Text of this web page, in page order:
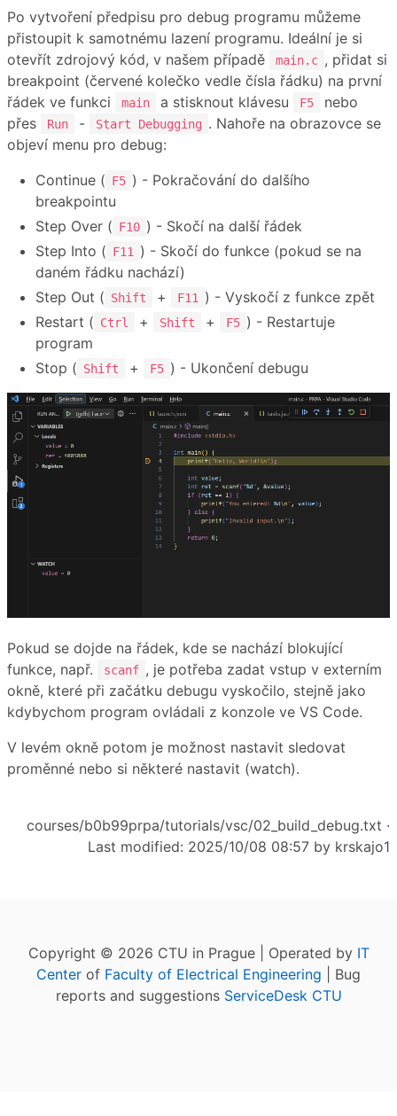
Po vytvoření předpisu pro debug programu můžeme
přistoupit k samotnému lazení programu. Ideální je si
otevřít zdrojový kód, v našem případě
main.c , přidat si
breakpoint (červené kolečko vedle čísla řádku) na první
řádek ve funkci
main a stisknout klávesu F5
nebo
přes
Run - Start Debugging . Nahoře na obrazovce se
objeví menu pro debug:
Continue ( F5 ) - Pokračování do dalšího
breakpointu
Step Over ( F10 ) - Skočí na další řádek
Step Into ( F11
) - Skočí do funkce (pokud se na
daném řádku nachází)
Step Out ( Shift + F11
) - Vyskočí z funkce zpět
Restart ( Ctrl + Shift + F5 ) - Restartuje
program
Stop ( Shift + F5 ) - Ukončení debugu
Pokud se dojde na řádek, kde se nachází blokující
funkce, např.
scanf , je potřeba zadat vstup v externím
okně, které při začátku debugu vyskočilo, stejně jako
kdybychom program ovládali z konzole ve VS Code.
V levém okně potom je možnost nastavit sledovat
proměnné nebo si některé nastavit (watch).
courses/b0b99prpa/tutorials/vsc/02_build_debug.txt ·
Last modified: 2025/10/08 08:57 by krskajo1
Copyright © 2026 CTU in Prague | Operated by IT
Center of Faculty of Electrical Engineering | Bug
reports and suggestions ServiceDesk CTU